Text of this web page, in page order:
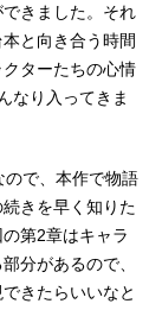
きました。それ
と向き合う時間
ターたちの心情
なり入ってきま
で、本作で物語
きを早く知りた
第2章はキャラ
分があるので、
きたらいいなと